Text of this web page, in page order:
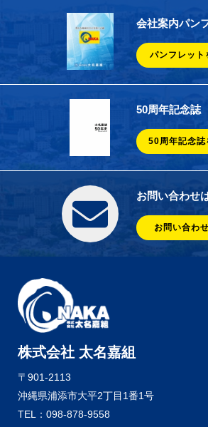
会社案内パン
パンフレット
50周年記念誌
50周年記念誌
お問い合わせ
お問い合わ
株式会社 太名嘉組
〒901-2113
沖縄県浦添市大平2丁目1番1号
TEL：098-878-9558